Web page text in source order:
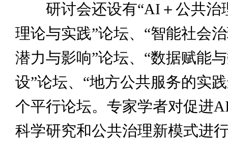
研讨会还设有“AI＋公共治
理论与实践”论坛、“智能社会
潜力与影响”论坛、“数据赋能
设”论坛、“地方公共服务的实
个平行论坛。专家学者对促进
科学研究和公共治理新模式进